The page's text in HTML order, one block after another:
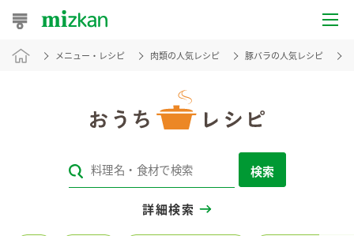
おうちレシピ
レシピカテゴリ一覧
メニュー・レシピ 肉類の人気レシピ 豚バラの人気レシピ
検索
詳細検索